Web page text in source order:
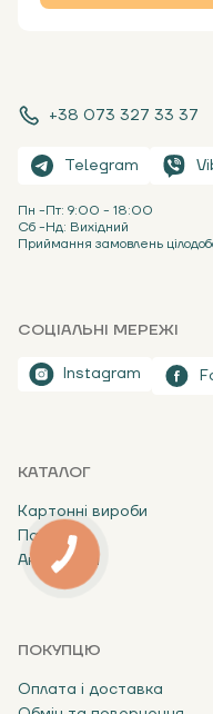
+38 073 327 33 37
Telegram
Пн -Пт: 9:00 - 18:00
Сб -Нд: Вихідний
Приймання замовлень
СОЦІАЛЬНІ МЕРЕЖІ
Instagram
КАТАЛОГ
Картонні вироби
Пакети
Аксесуари
ПОКУПЦЮ
Оплата і доставка